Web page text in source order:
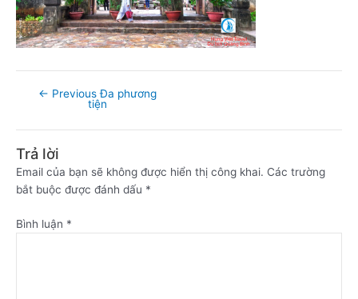
← Previous Đa phương
tiện
Trả lời
Email của bạn sẽ không được hiển thị công khai. Các trường
bắt buộc được đánh dấu *
Bình luận *